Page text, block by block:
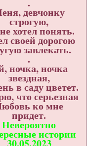
девчонку
строгую,
хотел понять.
своей дорогою
завлекать.
.
ночка, ночка
звездная,
в саду цветет.
что серьезная
ко мне
придет.
Невероятно
истории